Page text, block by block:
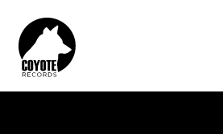
Records